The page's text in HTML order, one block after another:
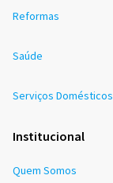
Reformas
Saúde
Serviços Domésticos
Institucional
Quem Somos